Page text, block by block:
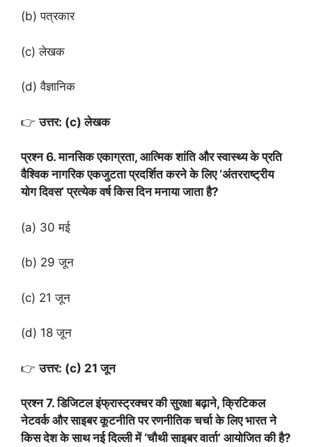
(b) पत्रकार
(c) लेखक
(d) वैज्ञानिक
👉उत्तर: (c) लेखक
प्रश्न 6. मानसिक एकाग्रता, आत्मिक शांति और स्वास्थ्य के प्रति
वैश्विक नागरिक एकजुटता प्रदर्शित करने के लिए ‘अंतरराष्ट्रीय
योग दिवस’ प्रत्येक वर्ष किस दिन मनाया जाता है?
(a) 30 मई
(b) 29 जून
(c) 21 जून
(d) 18 जून
👉उत्तर: (c) 21 जून
प्रश्न 7. डिजिटल इंफ्रास्ट्रक्चर की सुरक्षा बढ़ाने, क्रिटिकल
नेटवर्क और साइबर कूटनीति पर रणनीतिक चर्चा के लिए भारत ने
किस देश के साथ नई दिल्ली में ‘चौथी साइबर वार्ता’ आयोजित की है?